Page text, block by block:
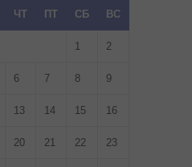
ЧТ ПТ СБ ВС
1 2
6 7 8 9
13 14 15 16
20 21 22 23